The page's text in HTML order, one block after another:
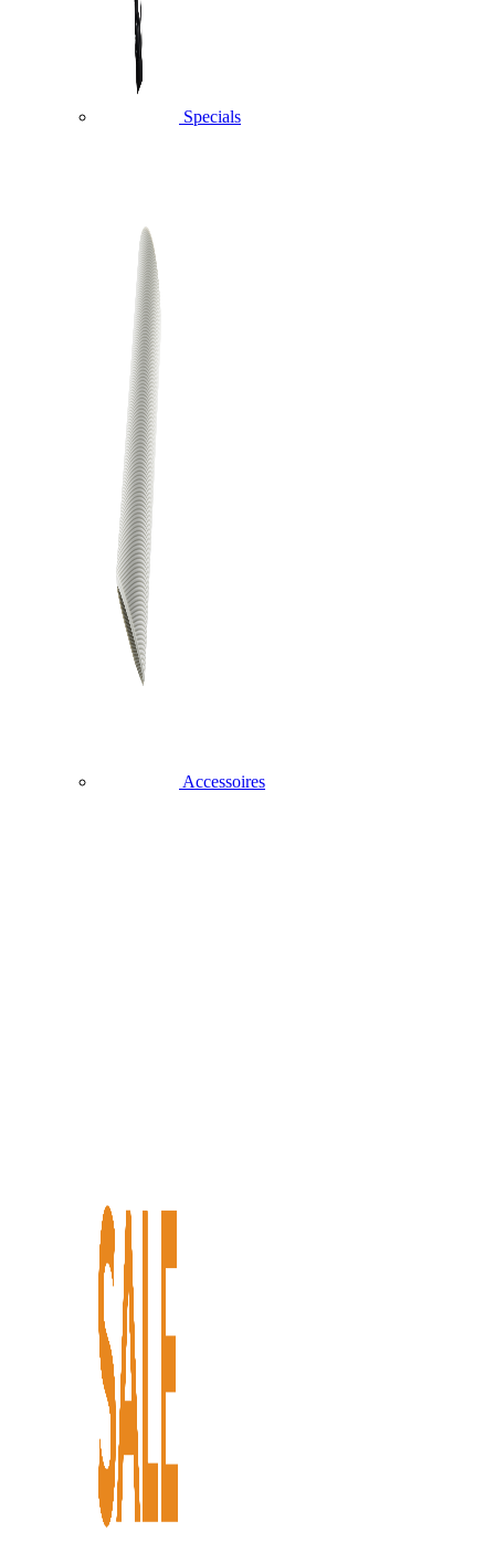
Specials
Accessoires